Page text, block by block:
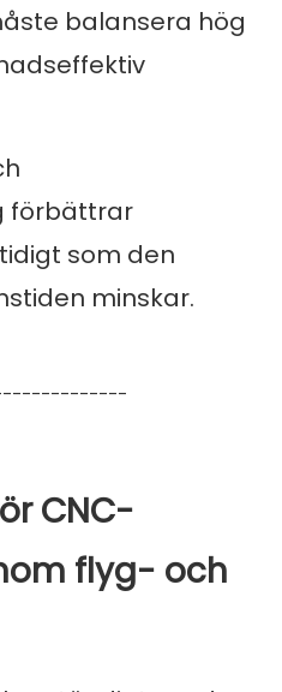
balansera hög
förbättrar
som den
minskar.
CNC-
flyg- och